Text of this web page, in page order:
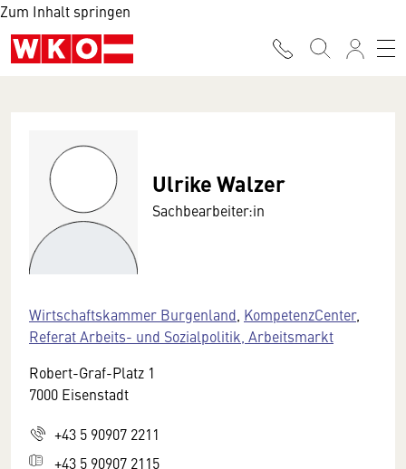
Zum Inhalt springen
Ulrike Walzer
Sachbearbeiter:in
Wirtschaftskammer Burgenland KompetenzCenter,
Referat Arbeits- und Sozialpolitik, Arbeitsmarkt
Robert-Graf-Platz 1
7000 Eisenstadt
+43 5 90907 2211
+43 5 90907 2115